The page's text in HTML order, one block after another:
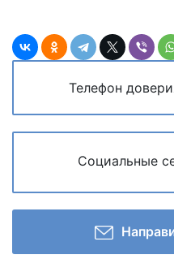
Телефон
Социальные